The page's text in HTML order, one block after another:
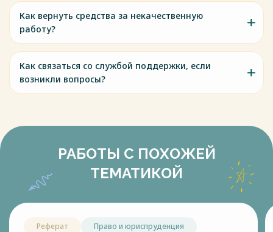
Как вернуть средства за некачественную
работу?
Как связаться со службой поддержки, если
возникли вопросы?
РАБОТЫ С ПОХОЖЕЙ
ТЕМАТИКОЙ
Реферат Право и юриспруденция